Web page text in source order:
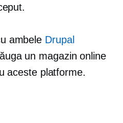
ambele Drupal
un magazin online
aceste platforme.